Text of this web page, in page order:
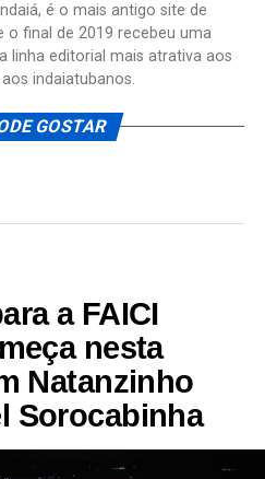
é o mais antigo site de
o final de 2019 recebeu uma
linha editorial mais atrativa aos
indaiatubanos.
GOSTAR
a FAICI
nesta
Natanzinho
Sorocabinha